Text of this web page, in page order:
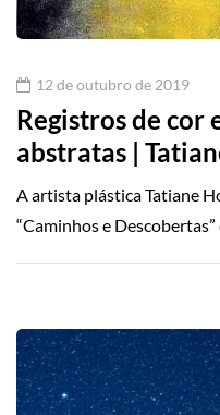
12 de outubro de 2019
Registros de cor
abstratas |
A artista plástica Tatiane
“Caminhos e Descobertas”